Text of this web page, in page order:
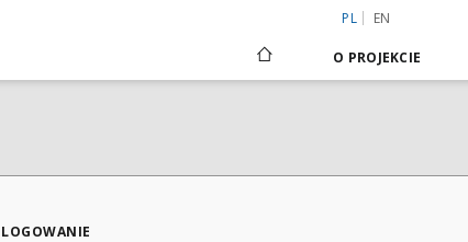
PL EN
O PROJEKCIE
LOGOWANIE